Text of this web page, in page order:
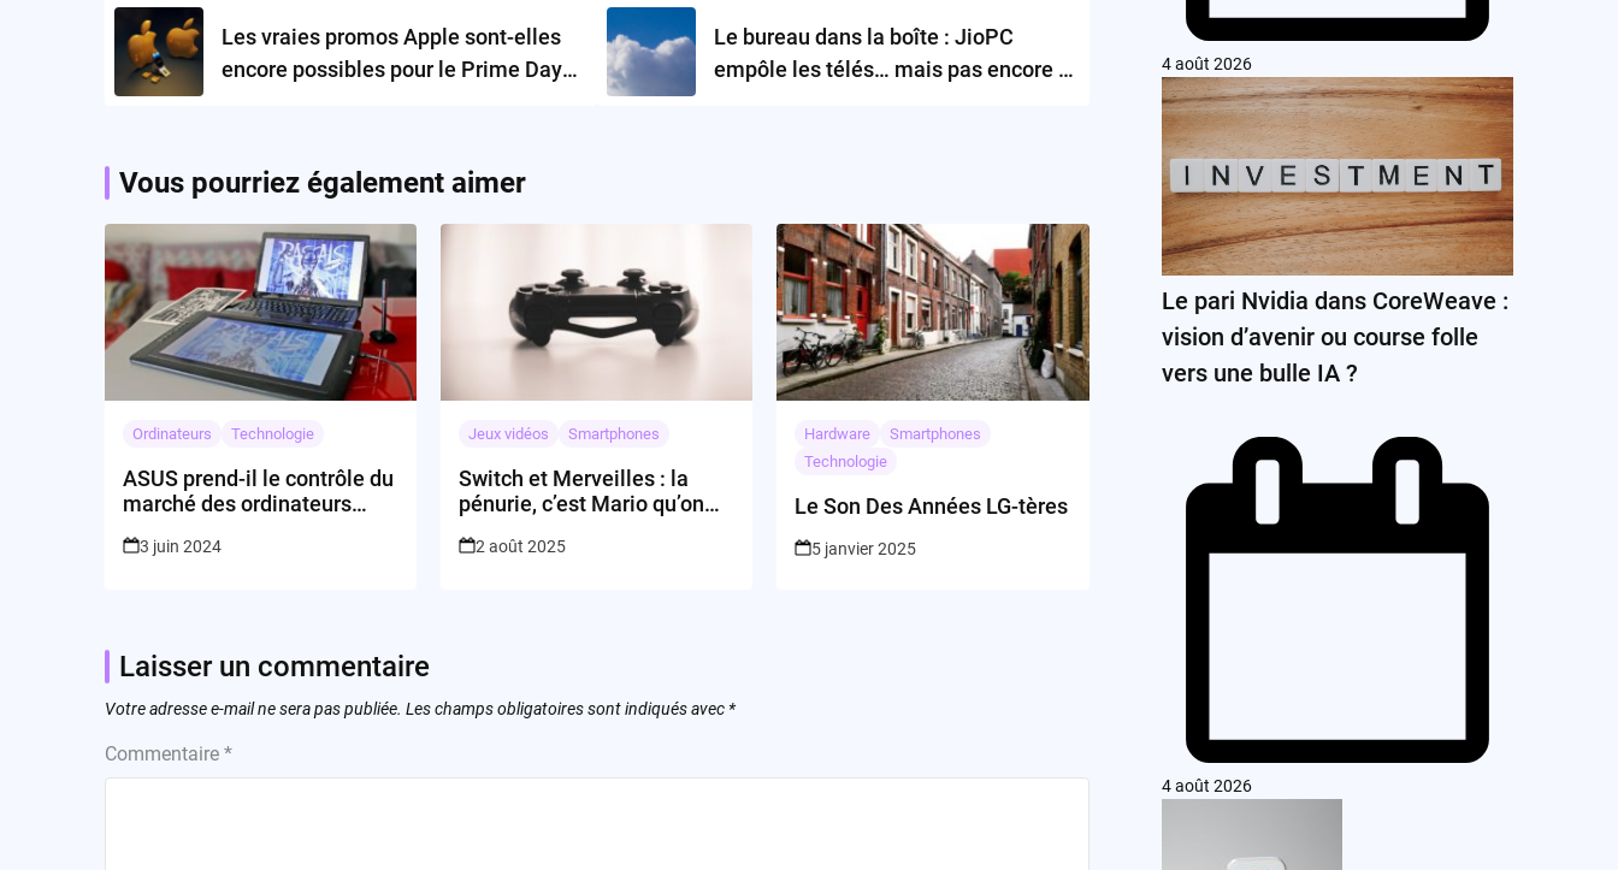
navigationLes vraies promos Apple sont-elles
encore possibles pour le Prime Day
Le bureau dans la boîte : JioPC
empôle les télés… mais pas encore le
Vous pourriez également aimer
Ordinateurs Technologie
ASUS prend-il le contrôle du
marché des ordinateurs
3 juin 2024
Jeux vidéos Smartphones
Switch et Merveilles : la
pénurie, c’est Mario qu’on
2 août 2025
Hardware
Smartphones
Technologie
Le Son Des Années LG-tères
5 janvier 2025
Laisser un commentaire
Votre adresse e-mail ne sera pas publiée. Les champs obligatoires sont indiqués avec *
Commentaire *
4 août 2026
Le pari Nvidia dans CoreWeave :
vision d’avenir ou course folle
vers une bulle IA ?
4 août 2026